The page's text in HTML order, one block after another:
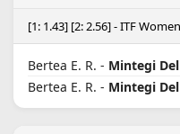
[1: 1.43] [2: 2.56] - ITF
Bertea E. R. - Mintegi
Bertea E. R. - Mintegi